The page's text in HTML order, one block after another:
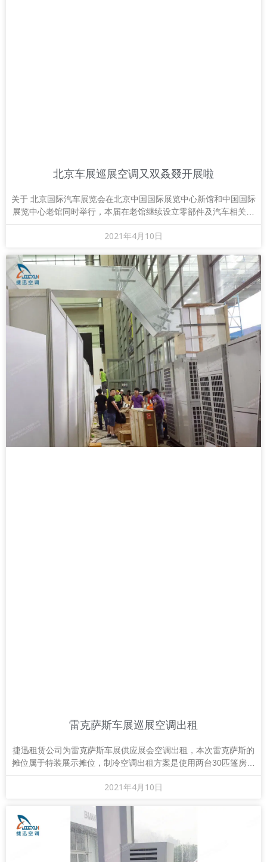
北京车展巡展空调又双叒叕开展啦
关于 北京国际汽车展览会在北京中国国际展览中心新馆和中国国际
展览中心老馆同时举行，本届在老馆继续设立零部件及汽车相关产
2021年4月10日
雷克萨斯车展巡展空调出租
捷迅租赁公司为雷克萨斯车展供应展会空调出租，本次雷克萨斯的
摊位属于特装展示摊位，制冷空调出租方案是使用两台30匹篷房空
2021年4月10日